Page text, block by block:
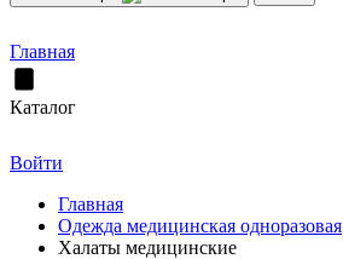
Главная
Каталог
Войти
Главная
Одежда медицинская одноразовая
Халаты медицинские